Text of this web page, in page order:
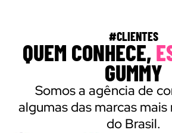
#CLIENTES
QUEM CONHECE,
GUMMY
Somos a agência de
algumas das marcas
do Brasil.